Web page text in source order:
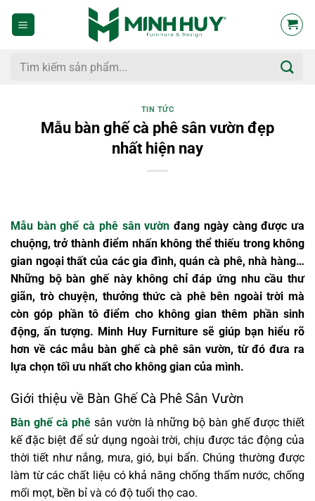
dung
Tìm
TIN TỨC
Mẫu bàn ghế cà phê sân vườn đẹp
nhất hiện nay
Mẫu bàn ghế cà phê sân vườn đang ngày càng được ưa
chuộng, trở thành điểm nhấn không thể thiếu trong không
gian ngoại thất của các gia đình, quán cà phê, nhà hàng…
Những bộ bàn ghế này không chỉ đáp ứng nhu cầu thư
giãn, trò chuyện, thưởng thức cà phê bên ngoài trời mà
còn góp phần tô điểm cho không gian thêm phần sinh
động, ấn tượng. Minh Huy Furniture sẽ giúp bạn hiểu rõ
hơn về các mẫu bàn ghế cà phê sân vườn, từ đó đưa ra
lựa chọn tối ưu nhất cho không gian của mình.
Giới thiệu về Bàn Ghế Cà Phê Sân Vườn
Bàn ghế cà phêsân vườn là những bộ bàn ghế được thiết
kế đặc biệt để sử dụng ngoài trời, chịu được tác động của
thời tiết như nắng, mưa, gió, bụi bẩn. Chúng thường được
làm từ các chất liệu có khả năng chống thấm nước, chống
mối mọt, bền bỉ và có độ tuổi thọ cao.